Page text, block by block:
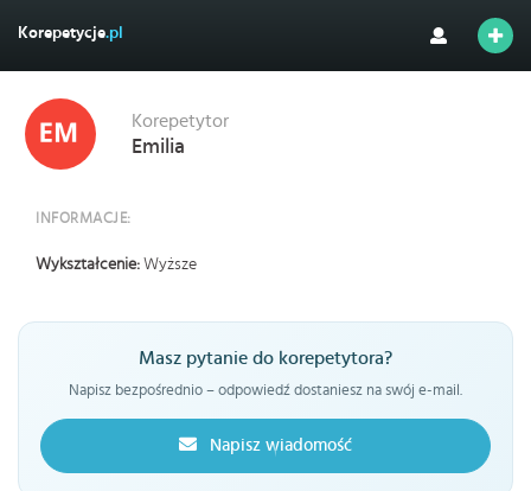
Korepetycje.pl
Korepetytor
Emilia
INFORMACJE:
Wykształcenie: Wyższe
Masz pytanie do korepetytora?
Napisz bezpośrednio – odpowiedź dostaniesz na swój e-mail.
Napisz wiadomość